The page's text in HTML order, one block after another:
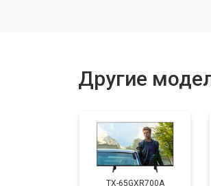
Замена HDMI порта
Другие
TX-65GXR700A